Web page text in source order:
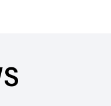
申し込み要項をご案
は、誠に恐れ入りま